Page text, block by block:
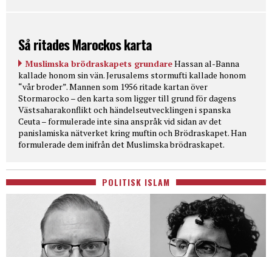
Så ritades Marockos karta
Muslimska brödraskapets grundareHassan al-Banna
kallade honom sin vän. Jerusalems stormufti kallade honom
“vår broder”. Mannen som 1956 ritade kartan över
Stormarocko – den karta som ligger till grund för dagens
Västsaharakonflikt och händelseutvecklingen i spanska
Ceuta – formulerade inte sina anspråk vid sidan av det
panislamiska nätverket kring muftin och Brödraskapet. Han
formulerade dem inifrån det Muslimska brödraskapet.
POLITISK ISLAM